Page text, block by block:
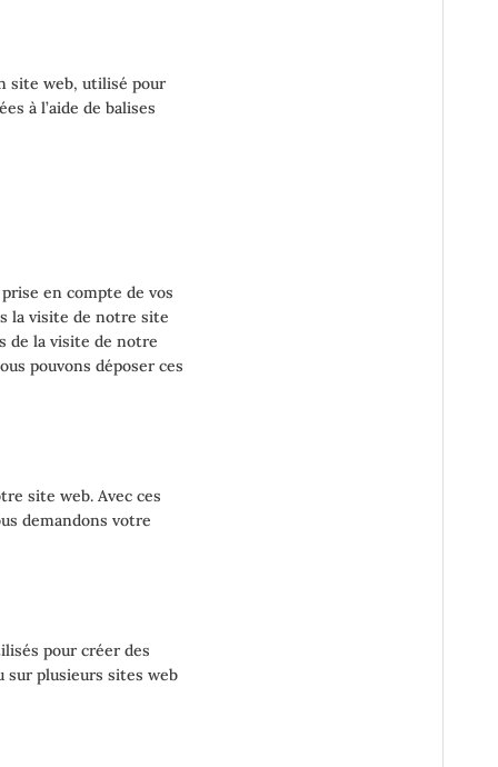
site web, utilisé pour
à l’aide de balises
en compte de vos
la visite de notre site
de la visite de notre
pouvons déposer ces
site web. Avec ces
demandons votre
pour créer des
sur plusieurs sites web